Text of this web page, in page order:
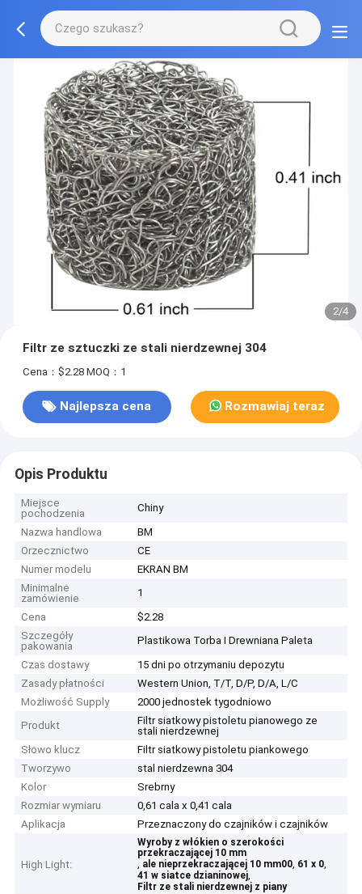
2/4
Filtr ze sztuczki ze stali nierdzewnej 304
Cena：$2.28 MOQ：1
Najlepsza cena Rozmawiaj teraz
Opis Produktu
Miejsce
pochodzenia
Chiny
Nazwa handlowa
BM
Orzecznictwo
CE
Numer modelu
EKRAN BM
Minimalne
zamówienie
1
Cena
$2.28
Szczegóły
pakowania
Plastikowa Torba I Drewniana Paleta
Czas dostawy
15 dni po otrzymaniu depozytu
Zasady płatności
Western Union, T/T, D/P, D/A, L/C
Możliwość Supply
2000 jednostek tygodniowo
Produkt
Filtr siatkowy pistoletu pianowego ze
stali nierdzewnej
Słowo klucz
Filtr siatkowy pistoletu piankowego
Tworzywo
stal nierdzewna 304
Kolor
Srebrny
Rozmiar wymiaru
0,61 cala x 0,41 cala
Aplikacja
Przeznaczony do czajników i czajników
High Light:
Wyroby z włókien o szerokości
przekraczającej 10 mm
, ale nieprzekraczającej 10 mm00, 61 x 0,
41 w siatce dzianinowej,
Filtr ze stali nierdzewnej z piany